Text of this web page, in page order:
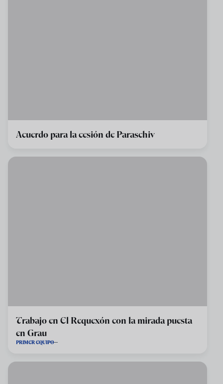
Acuerdo para la cesión de Paraschiv
Trabajo en El Requexón con la mirada puesta
en Grau
PRIMER EQUIPO